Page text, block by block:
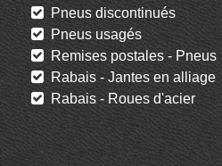
Pneus discontinués
Pneus usagés
Remises postales - Pneus
Rabais - Jantes en alliage
Rabais - Roues d'acier